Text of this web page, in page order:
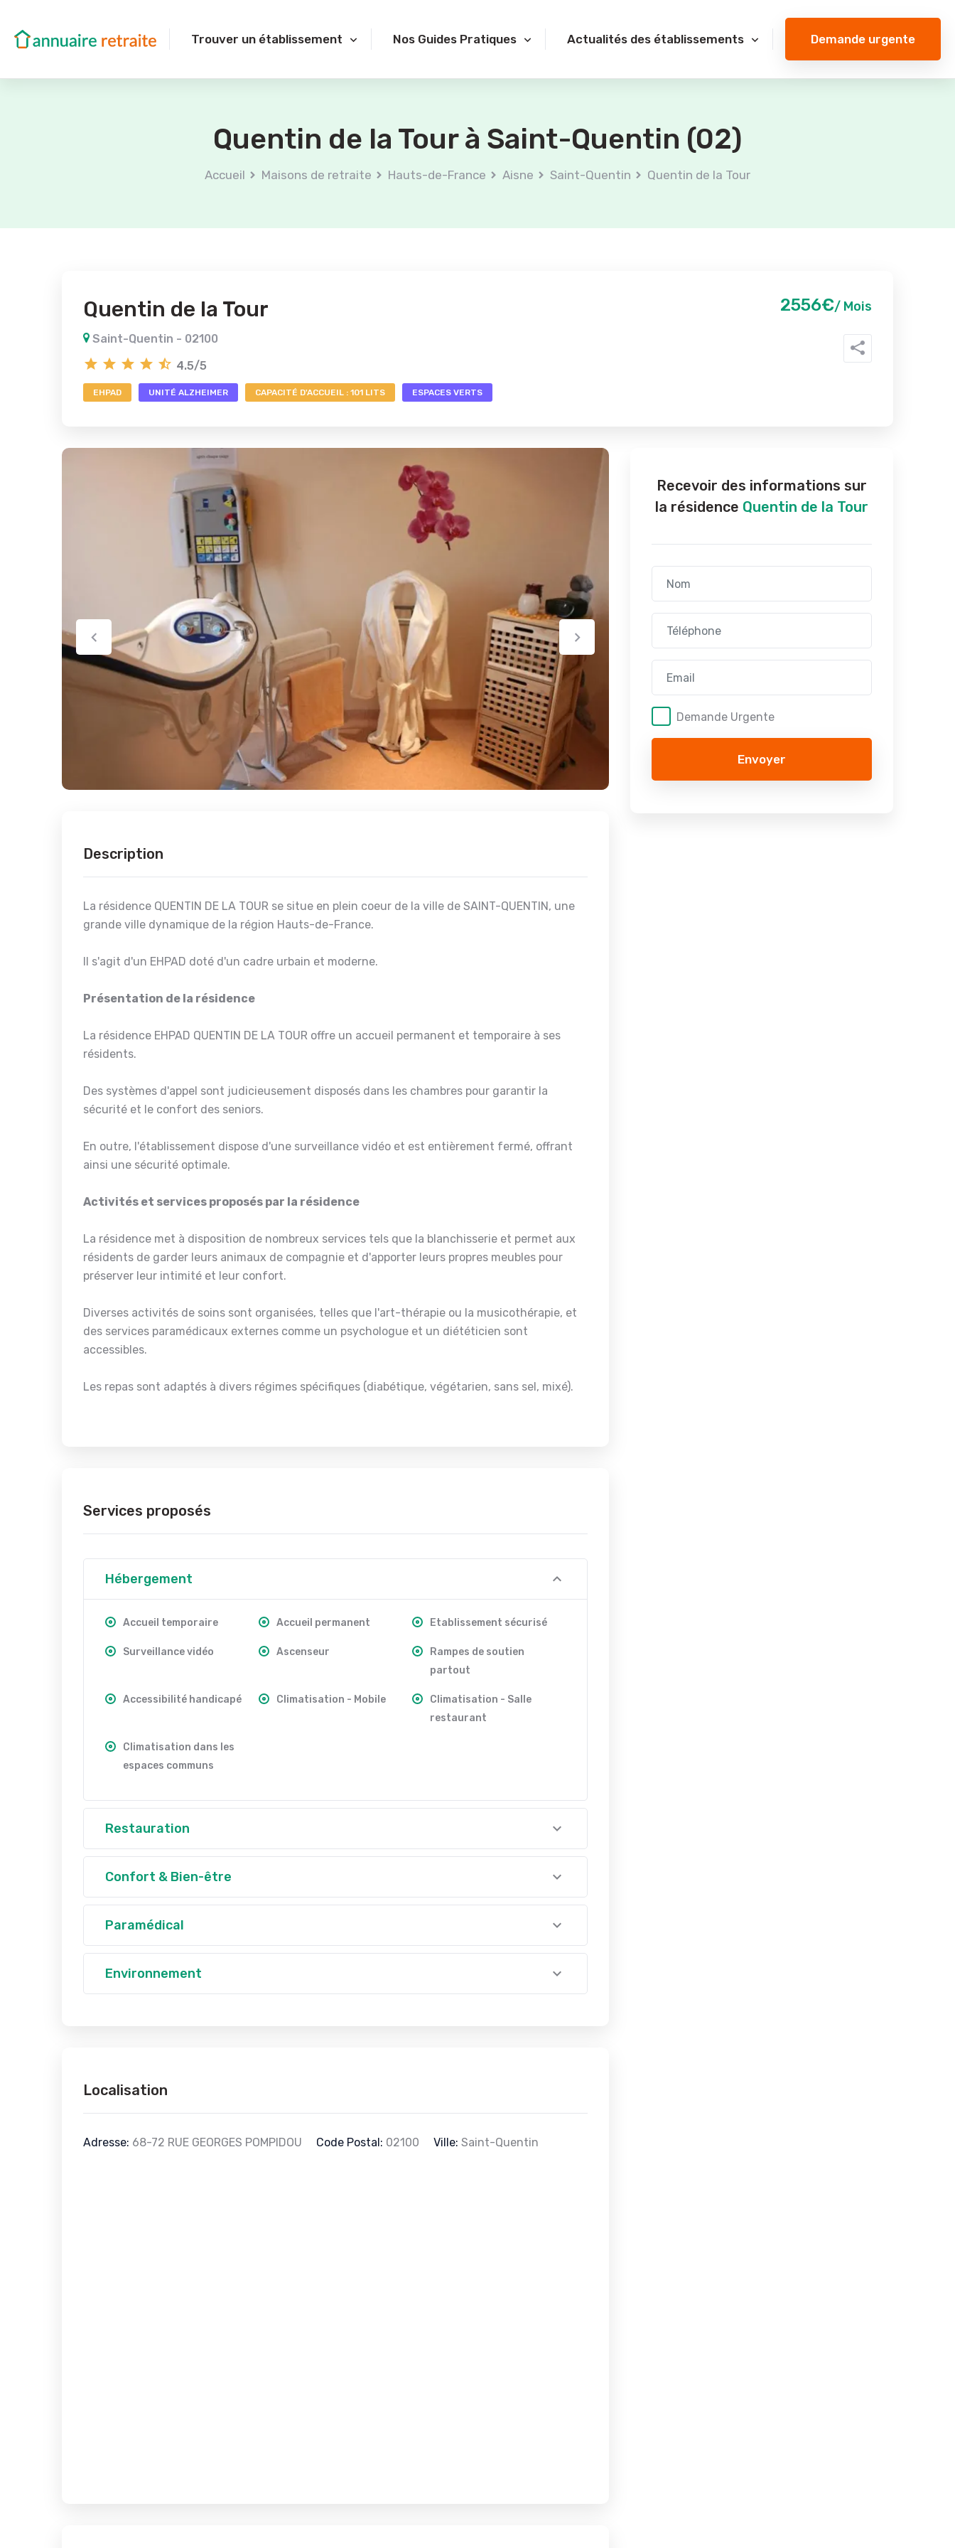
Trouver un établissement Nos Guides Pratiques Actualités des établissements Demande urgente
Quentin de la Tour à Saint-Quentin (02)
Accueil Maisons de retraite Hauts-de-France Aisne Saint-Quentin Quentin de la Tour
Quentin de la Tour
Saint-Quentin - 02100
4.5/5
2556€/ Mois
EHPAD UNITÉ ALZHEIMER CAPACITÉ D'ACCUEIL : 101 LITS ESPACES VERTS
Description
La résidence QUENTIN DE LA TOUR se situe en plein coeur de la ville de SAINT-QUENTIN, une
grande ville dynamique de la région Hauts-de-France.
Il s'agit d'un EHPAD doté d'un cadre urbain et moderne.
Présentation de la résidence
La résidence EHPAD QUENTIN DE LA TOUR offre un accueil permanent et temporaire à ses
résidents.
Des systèmes d'appel sont judicieusement disposés dans les chambres pour garantir la
sécurité et le confort des seniors.
En outre, l'établissement dispose d'une surveillance vidéo et est entièrement fermé, offrant
ainsi une sécurité optimale.
Activités et services proposés par la résidence
La résidence met à disposition de nombreux services tels que la blanchisserie et permet aux
résidents de garder leurs animaux de compagnie et d'apporter leurs propres meubles pour
préserver leur intimité et leur confort.
Diverses activités de soins sont organisées, telles que l'art-thérapie ou la musicothérapie, et
des services paramédicaux externes comme un psychologue et un diététicien sont
accessibles.
Les repas sont adaptés à divers régimes spécifiques (diabétique, végétarien, sans sel, mixé).
Services proposés
Hébergement
Accueil temporaire Accueil permanent Etablissement sécurisé
Surveillance vidéo Ascenseur
Rampes de soutien
partout
Accessibilité handicapé Climatisation - Mobile
Climatisation - Salle
restaurant
Climatisation dans les
espaces communs
Restauration
Confort & Bien-être
Paramédical
Environnement
Localisation
Adresse: 68-72 RUE GEORGES POMPIDOU Code Postal: 02100 Ville: Saint-Quentin
Recevoir des informations sur
la résidence Quentin de la Tour
Demande Urgente
Envoyer